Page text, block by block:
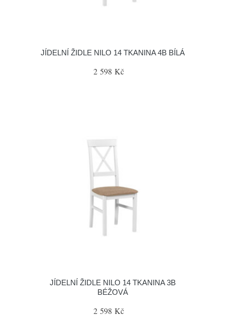
JÍDELNÍ ŽIDLE NILO 14 TKANINA 4B BÍLÁ
2 598 Kč
JÍDELNÍ ŽIDLE NILO 14 TKANINA 3B
BÉŽOVÁ
2 598 Kč